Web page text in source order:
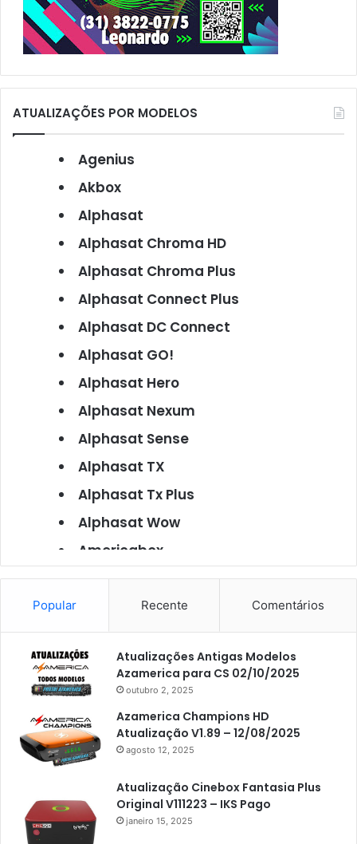
ATUALIZAÇÕES POR MODELOS
Agenius
Akbox
Alphasat
Alphasat Chroma HD
Alphasat Chroma Plus
Alphasat Connect Plus
Alphasat DC Connect
Alphasat GO!
Alphasat Hero
Alphasat Nexum
Alphasat Sense
Alphasat TX
Alphasat Tx Plus
Alphasat Wow
Americabox
Americabox S101
Americabox S105
Americabox S105 Plus
Americabox S205
Americabox S205 Plus
Americabox S305 Plus
Artcom
Athomics
Athomics Eon
Popular Recente Comentários
Atualizações Antigas Modelos
Azamerica para CS 02/10/2025
outubro 2, 2025
Azamerica Champions HD
Atualização V1.89 – 12/08/2025
agosto 12, 2025
Atualização Cinebox Fantasia Plus
Original V111223 – IKS Pago
janeiro 15, 2025